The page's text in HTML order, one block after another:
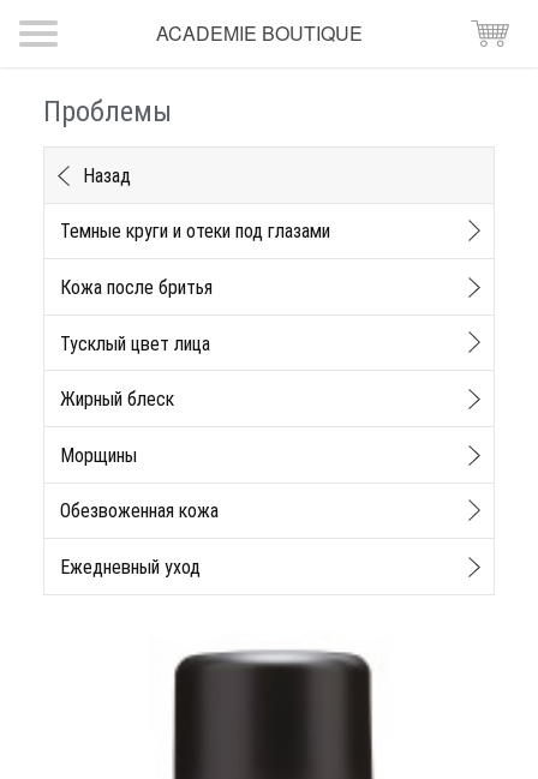
ACADEMIE BOUTIQUE
Проблемы
Назад
Темные круги и отеки под глазами
Кожа после бритья
Тусклый цвет лица
Жирный блеск
Морщины
Обезвоженная кожа
Ежедневный уход